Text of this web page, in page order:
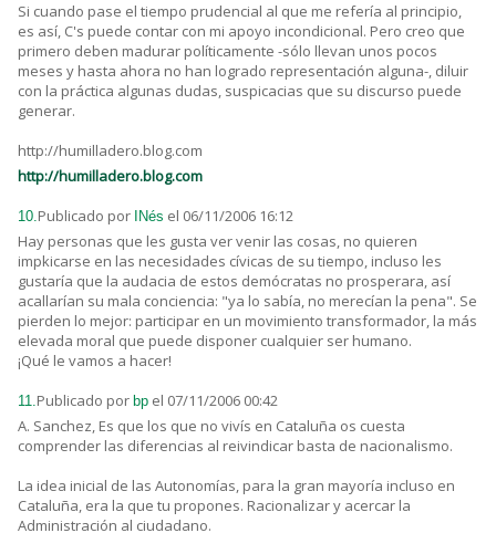
Si cuando pase el tiempo prudencial al que me refería al principio,
es así, C's puede contar con mi apoyo incondicional. Pero creo que
primero deben madurar políticamente -sólo llevan unos pocos
meses y hasta ahora no han logrado representación alguna-, diluir
con la práctica algunas dudas, suspicacias que su discurso puede
generar.
http://humilladero.blog.com
http://humilladero.blog.com
10.Publicado por INés el 06/11/2006 16:12
Hay personas que les gusta ver venir las cosas, no quieren
impkicarse en las necesidades cívicas de su tiempo, incluso les
gustaría que la audacia de estos demócratas no prosperara, así
acallarían su mala conciencia: "ya lo sabía, no merecían la pena". Se
pierden lo mejor: participar en un movimiento transformador, la más
elevada moral que puede disponer cualquier ser humano.
¡Qué le vamos a hacer!
11.Publicado por bp el 07/11/2006 00:42
A. Sanchez, Es que los que no vivís en Cataluña os cuesta
comprender las diferencias al reivindicar basta de nacionalismo.
La idea inicial de las Autonomías, para la gran mayoría incluso en
Cataluña, era la que tu propones. Racionalizar y acercar la
Administración al ciudadano.